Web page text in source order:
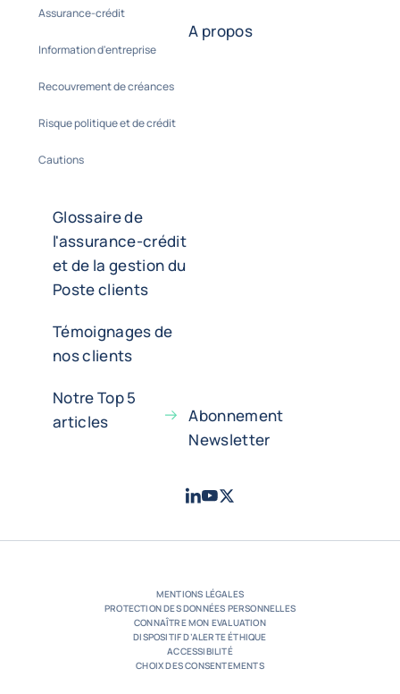
Assurance-crédit
Information d'entreprise
Recouvrement de créances
Risque politique et de crédit
Cautions
A propos
Glossaire de
l'assurance-crédit
et de la gestion du
Poste clients
Témoignages de
nos clients
Notre Top 5
articles
Abonnement
Newsletter
LinkedIn
Youtube
X - Twitter
MENTIONS LÉGALES
PROTECTION DES DONNÉES PERSONNELLES
CONNAÎTRE MON EVALUATION
DISPOSITIF D’ALERTE ÉTHIQUE
ACCESSIBILITÉ
CHOIX DES CONSENTEMENTS